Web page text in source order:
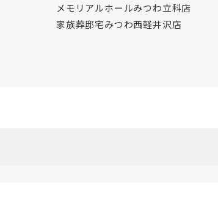
メモリアルホールみつわ立科店
家族葬邸宅みつわ西軽井沢店